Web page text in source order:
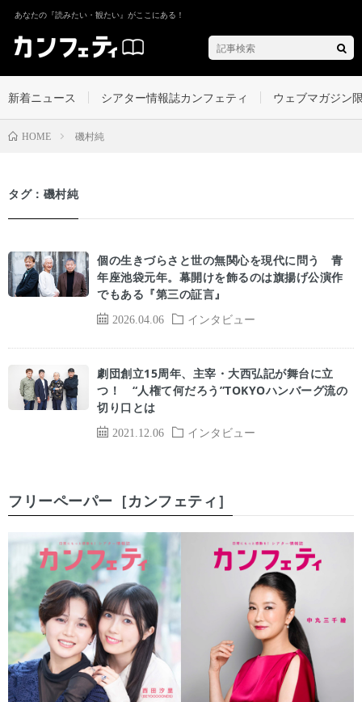
あなたの『読みたい・観たい』がここにある！
新着ニュース シアター情報誌カンフェティ ウェブマガジン
HOME 磯村純
タグ：磯村純
2026.04.06 インタビュー
個の生きづらさと世の無関心を現代に問う 青
年座池袋元年。幕開けを飾るのは旗揚げ公演作
でもある『第三の証言』
2021.12.06 インタビュー
劇団創立15周年、主宰・大西弘記が舞台に立
つ！ “人権て何だろう”TOKYOハンバーグ流の
切り口とは
フリーペーパー［カンフェティ］